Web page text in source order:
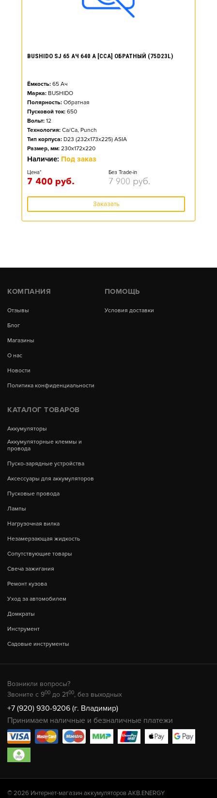
BUSHIDO SJ 65 АЧ 640 А [CCA] ОБРАТНЫЙ (75D23L)
Ёмкость: 65 Ач
Марка: BUSHIDO
Полярность: Обратная
Пусковой ток: 650
Вольт: 12
Технология: Ca/Ca, Punch
Тип корпуса: D23 (232x173x225) ASIA
Размер, мм: 230x172x220
Наличие: Под заказ
Цена*
7 400 руб.
Без Trade-in
7 900 руб.
Заказать
КОМПАНИЯ
Отзывы
Блог
Магазины
О нас
Новости
Политика конфиденциальности
ПОМОЩЬ
Условия доставки
КАТАЛОГ ТОВАРОВ
Аккумуляторы
Аккумуляторные клеммы и
провода
Пуско-зарядные устройства
Аксессуары для аккумуляторов
Пусковые провода
Лампы
Нагрузочная вилка
Незамерзающая жидкость
Сопутствующие товары
Свеча зажигания
Ремонт кузова
Уход за автомобилем
Домкраты
Инструмент
Садовые инструменты
Возникли вопросы?
Звоните с 900 до 2100, без выходных
+7 (920) 930-9206 (г. Владимир)
Принимаем наличные и безналичные платежи
© 2026 Интернет-магазин аккумуляторов AKB.ENERGY